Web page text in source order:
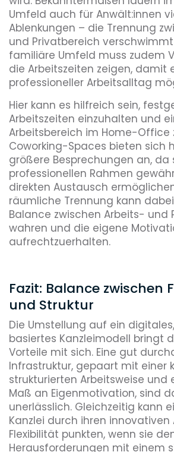
Umfeld auch für Anwält:innen
Ablenkungen – die Trennung
und Privatbereich
familiäre Umfeld muss zudem
die Arbeitszeiten zeigen, damit
professioneller Arbeitsalltag
Hier kann es hilfreich sein,
Arbeitszeiten einzuhalten und
Arbeitsbereich im Home-Office
Coworking-Spaces bieten sich
größere Besprechungen an, da
professionellen Rahmen
direkten Austausch
räumliche Trennung kann
Balance zwischen Arbeits- und
wahren und die eigene
aufrechtzuerhalten.
Fazit: Balance zwischen
und Struktur
Die Umstellung auf ein
basiertes Kanzleimodell bringt
Vorteile mit sich. Eine gut
Infrastruktur, gepaart mit einer
strukturierten Arbeitsweise und
Maß an Eigenmotivation, sind
unerlässlich. Gleichzeitig kann
Kanzlei durch ihren innovativen
Flexibilität punkten, wenn sie
Herausforderungen mit einem